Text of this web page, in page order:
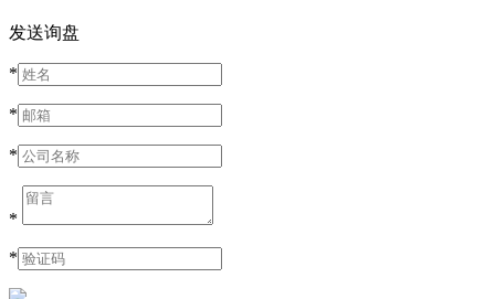
发送询盘
*
*
*
*
*